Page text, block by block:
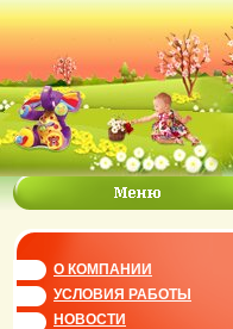
О КОМПАНИИ
УСЛОВИЯ РАБОТЫ
НОВОСТИ